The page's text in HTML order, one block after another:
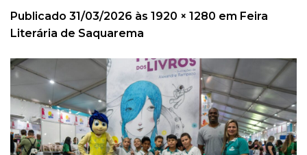
Publicado 31/03/2026 às 1920 × 1280 em Feira
Literária de Saquarema